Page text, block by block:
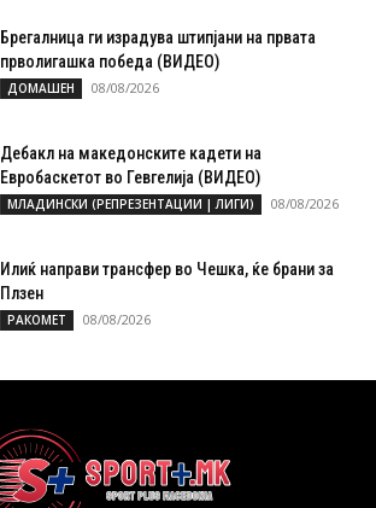
Брегалница ги израдува штипјани на првата
прволигашка победа (ВИДЕО)
ДОМАШЕН 08/08/2026
Дебакл на македонските кадети на
Евробаскетот во Гевгелија (ВИДЕО)
МЛАДИНСКИ (РЕПРЕЗЕНТАЦИИ | ЛИГИ) 08/08/2026
Илиќ направи трансфер во Чешка, ќе брани за
Плзен
РАКОМЕТ 08/08/2026